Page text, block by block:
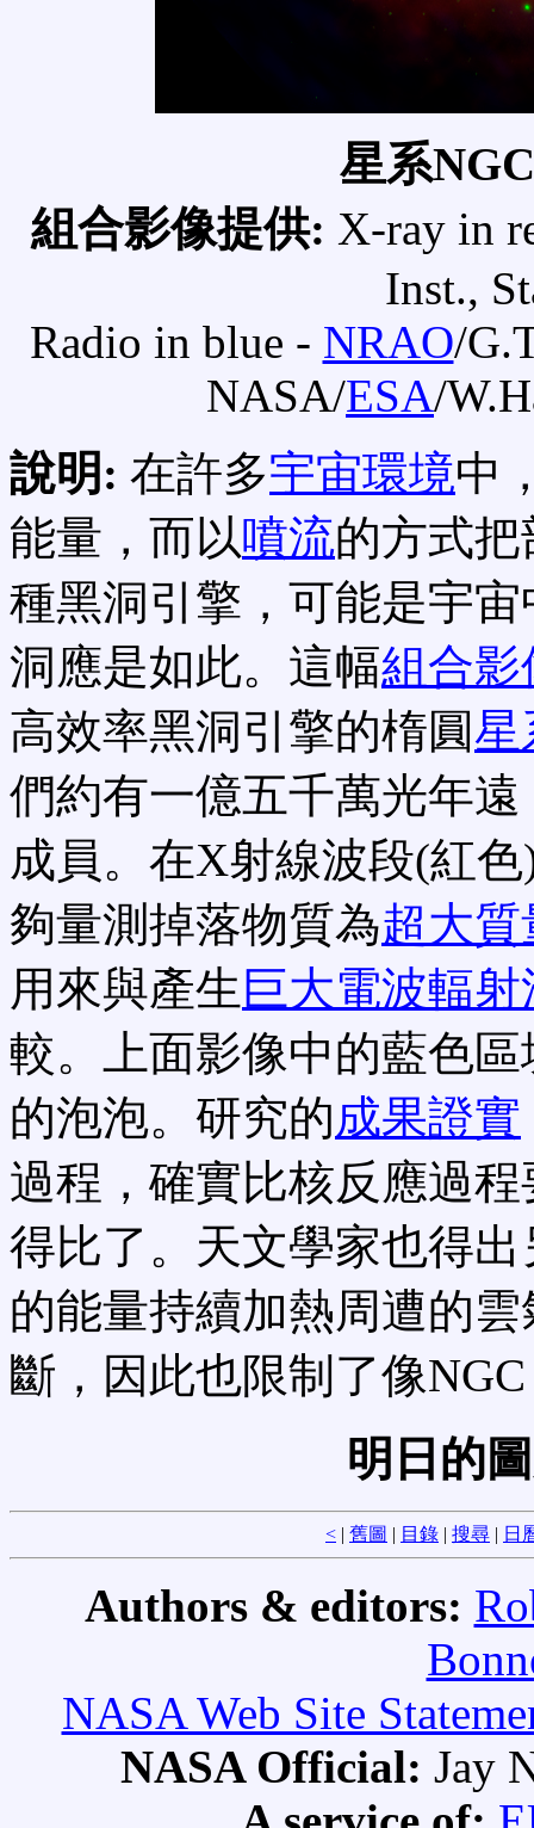
星系
組合影像提供: X-ray in
Inst.,
Radio in blue - NRAO/
NASA/ESA/
說明: 在許多宇宙環境中
能量，而以噴流的方式
種黑洞引擎，可能是宇
洞應是如此。這幅組合影
高效率黑洞引擎的楕圓星
們約有一億五千萬光年遠
成員。在X射線波段(紅色
夠量測掉落物質為超大
用來與產生 巨大電波輻
較。上面影像中的藍色
的泡泡。研究的成果證實
過程，確實比核反應過
得比了。天文學家也得
的能量持續加熱周遭的
斷，因此也限制了像
明日的
< | 舊圖 | 目錄 | 搜尋 | 日
Authors & editors:
NASA Web Site
NASA Official: Jay